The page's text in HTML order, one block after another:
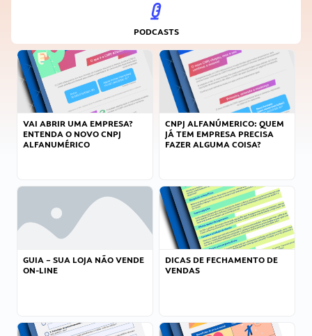
PODCASTS
VAI ABRIR UMA EMPRESA?
ENTENDA O NOVO CNPJ
ALFANUMÉRICO
CNPJ ALFANÚMERICO: QUEM
JÁ TEM EMPRESA PRECISA
FAZER ALGUMA COISA?
GUIA – SUA LOJA NÃO VENDE
ON-LINE
DICAS DE FECHAMENTO DE
VENDAS